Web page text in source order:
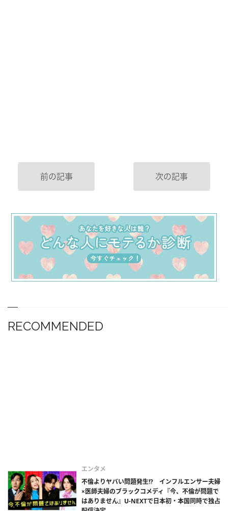
前の記事 次の記事
RECOMMENDED
エンタメ
不倫よりヤバい問題発生!? インフルエンサー夫婦
×医師夫婦のブラックコメディ『今、不倫が問題で
はありません』U-NEXTで日本初・本国同時で独占